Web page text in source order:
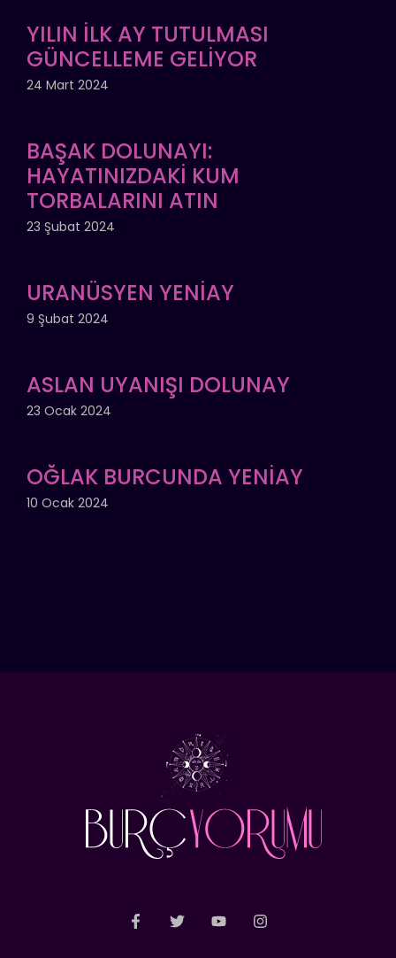
YILIN İLK AY TUTULMASI
GÜNCELLEME GELİYOR
24 Mart 2024
BAŞAK DOLUNAYI:
HAYATINIZDAKİ KUM
TORBALARINI ATIN
23 Şubat 2024
URANÜSYEN YENİAY
9 Şubat 2024
ASLAN UYANIŞI DOLUNAY
23 Ocak 2024
OĞLAK BURCUNDA YENİAY
10 Ocak 2024